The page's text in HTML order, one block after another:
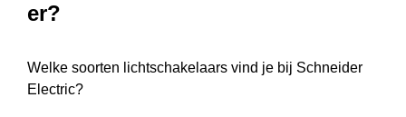
er?
Welke soorten lichtschakelaars vind je bij Schneider
Electric?